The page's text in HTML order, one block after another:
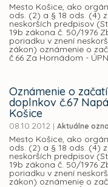
Mesto Košice, ako
ods. (2) a § 18 ods. (4)
neskorších predpisov
19b zákona č. 50/1976
poriadku v znení
zákon) oznámenie o
č.66 Za Hornádom -
Oznámenie o
doplnkov č.67
Košice
08.10.2012 | Aktuálne
Mesto Košice, ako
ods. (2) a § 18 ods. (4)
neskorších predpisov
19b zákona č. 50/1976
poriadku v znení
zákon) oznámenie o